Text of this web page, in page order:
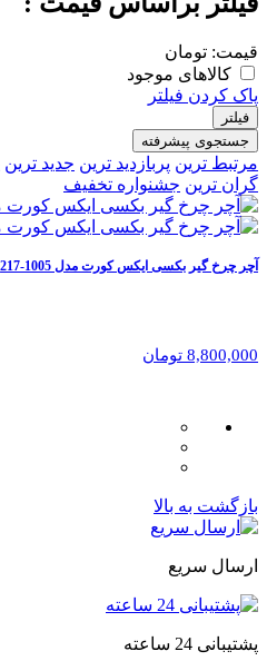
قیمت: تومان
کالاهای موجود
پاک کردن فیلتر
فیلتر
جستجوی پیشرفته
مرتبط ترین پربازدید ترین جدید ترین
گران ترین جشنواره تخفیف
آچر چرخ گیر بکسی ایکس کورت مدل 1005-217
8,800,000 تومان
بازگشت به بالا
ارسال سریع
پشتیبانی 24 ساعته